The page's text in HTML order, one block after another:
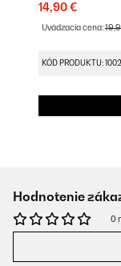
14,90 €
Uvádzacia cena:
KÓD PRODUKTU:
Hodnotenie
0